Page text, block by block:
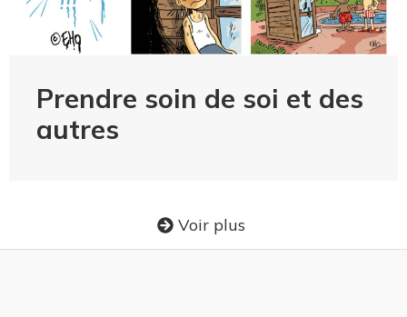
Prendre soin de soi et des
autres
Voir plus